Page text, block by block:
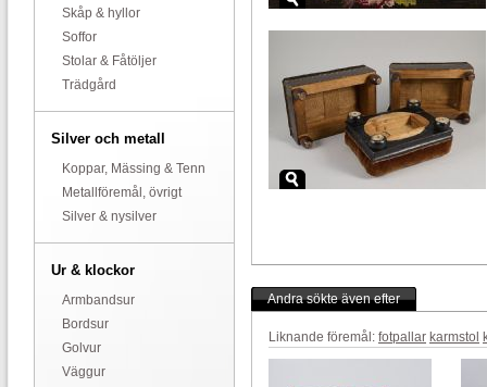
Skåp & hyllor
Soffor
Stolar & Fåtöljer
Trädgård
Silver och metall
Koppar, Mässing & Tenn
Metallföremål, övrigt
Silver & nysilver
Ur & klockor
Armbandsur
Bordsur
Golvur
Väggur
Andra sökte även efter
Liknande föremål: fotpallar karmstol